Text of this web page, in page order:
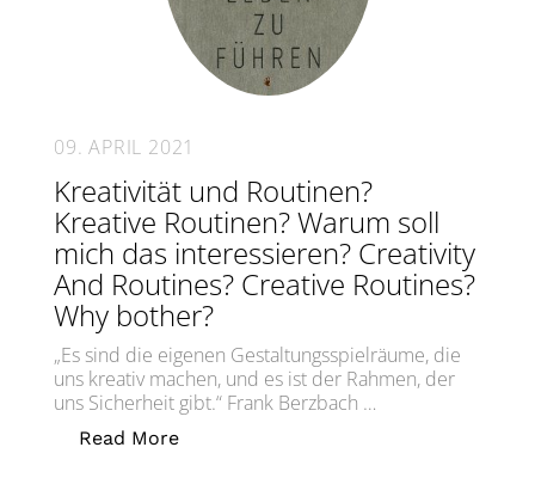
09. APRIL 2021
Kreativität und Routinen?
Kreative Routinen? Warum soll
mich das interessieren? Creativity
And Routines? Creative Routines?
Why bother?
„Es sind die eigenen Gestaltungsspielräume, die
uns kreativ machen, und es ist der Rahmen, der
uns Sicherheit gibt.“ Frank Berzbach …
Read More„Kreativität und Routinen? Kreative